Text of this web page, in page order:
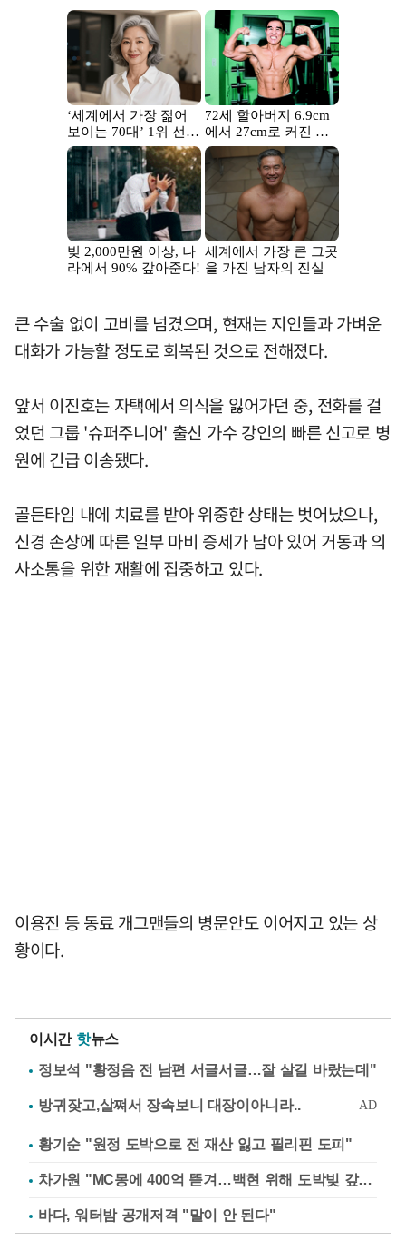
큰 수술 없이 고비를 넘겼으며, 현재는 지인들과 가벼운
대화가 가능할 정도로 회복된 것으로 전해졌다.
앞서 이진호는 자택에서 의식을 잃어가던 중, 전화를 걸
었던 그룹 '슈퍼주니어' 출신 가수 강인의 빠른 신고로 병
원에 긴급 이송됐다.
골든타임 내에 치료를 받아 위중한 상태는 벗어났으나,
신경 손상에 따른 일부 마비 증세가 남아 있어 거동과 의
사소통을 위한 재활에 집중하고 있다.
이용진 등 동료 개그맨들의 병문안도 이어지고 있는 상
황이다.
이시간 핫뉴스
정보석 "황정음 전 남편 서글서글…잘 살길 바랐는데"
황기순 "원정 도박으로 전 재산 잃고 필리핀 도피"
차가원 "MC몽에 400억 뜯겨…백현 위해 도박빚 갚아줘"
바다, 워터밤 공개저격 "말이 안 된다"